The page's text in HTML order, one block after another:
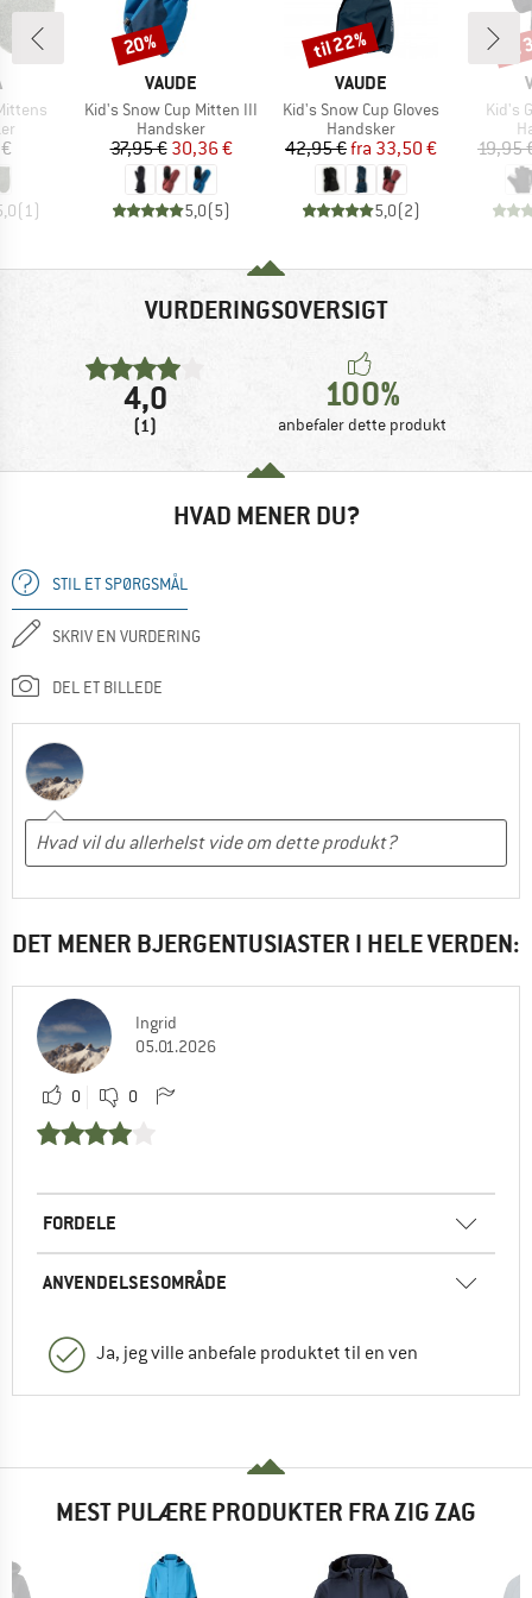
(1)
MÆRKE
VAUDE
Artikel
Kid's Snow Cup Mitten III
Produktgruppe
Handsker
Pris
37,95 € Nedsat pris
30,36 €
5,0(5)
Rabat
20%
MÆRKE
VAUDE
Artikel
Kid's Snow Cup Gloves
Produktgruppe
Handsker
Pris
42,95 € Nedsat pris
fra 33,50 €
5,0(2)
Rabat
til 22%
Artikel
Kid's
19,95
VURDERINGSOVERSIGT
4,0
(1)
100%
anbefaler dette produkt
HVAD MENER DU?
STIL ET SPØRGSMÅL
SKRIV EN VURDERING
DEL ET BILLEDE
DET MENER BJERGENTUSIASTER I HELE VERDEN:
Ingrid
05.01.2026
0 0
FORDELE
ANVENDELSESOMRÅDE
Ja, jeg ville anbefale produktet til en ven
MEST PULÆRE PRODUKTER FRA ZIG ZAG